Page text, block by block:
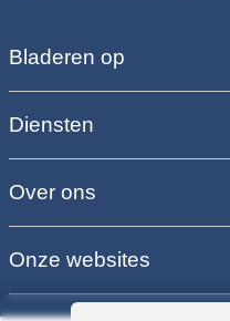
Bladeren op
Diensten
Over ons
Onze websites